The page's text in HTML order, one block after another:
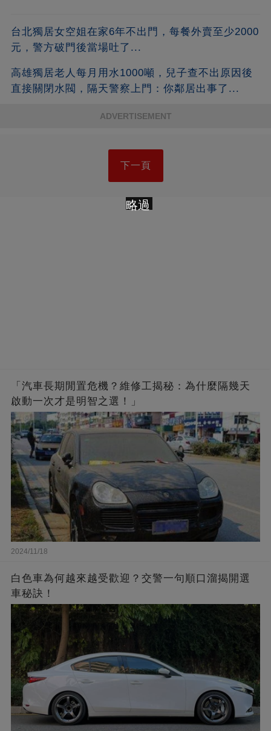
台北獨居女空姐在家6年不出門，每餐外賣至少2000
元，警方破門後當場吐了...
高雄獨居老人每月用水1000噸，兒子查不出原因後
直接關閉水閥，隔天警察上門：你鄰居出事了...
ADVERTISEMENT
下一頁
「汽車長期閒置危機？維修工揭秘：為什麼隔幾天
啟動一次才是明智之選！」
2024/11/18
白色車為何越來越受歡迎？交警一句順口溜揭開選
車秘訣！
略過